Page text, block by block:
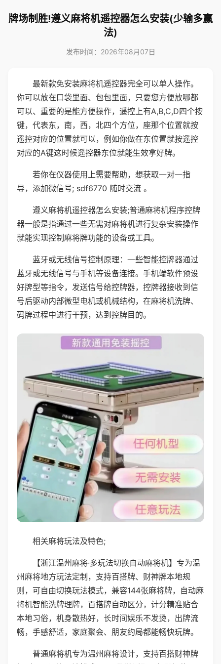
牌场制胜!遵义麻将机遥控器怎么安装(少输多赢
法)
发布时间：2026年08月07日
最新款免安装麻将机遥控器完全可以单人操作。
你可以放在口袋里面、包包里面，只要您方便放哪都
可以、重要的是能方便操作，遥控上有A,B,C,D四个按
键，代表东，南，西，北四个方位，座那个位置就按
遥控对应的位置就可以，例如你做在东位置就按遥控
对应的A键这时候遥控器东位就能生效拿好牌。
若你在仪器使用上需要帮助，想获取一对一指
导，添加微信号; sdf6770 随时交流 。
遵义麻将机遥控器怎么安装;普通麻将机程序控牌
器一般是指通过一些无需对麻将机进行复杂安装操作
就能实现控制麻将牌功能的设备或工具。
蓝牙或无线信号控制原理：一些智能控牌器通过
蓝牙或无线信号与手机等设备连接。手机端软件预设
好牌型等指令，发送信号给控牌器，控牌器接收到信
号后驱动内部微型电机或机械结构，在麻将机洗牌、
码牌过程中进行干预，达到控牌目的。
相关麻将玩法及特色;
【浙江温州麻将·多玩法切换自动麻将机】专为温
州麻将地方玩法定制，支持百搭牌、财神牌本地规
则，可自由切换玩法模式，兼容144张麻将牌，自动麻
将机智能洗牌理牌，百搭牌自动区分，计分精准贴合
本地习俗，机身散热好，长时间娱乐不发烫，出牌流
畅，手感舒适，家庭聚会、朋友约局都能畅快玩牌。
普通麻将机专为温州麻将设计，支持百搭财神牌